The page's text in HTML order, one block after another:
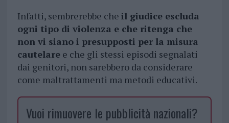
Infatti, sembrerebbe che il giudice escluda
ogni tipo di violenza e che ritenga che
non vi siano i presupposti per la misura
cautelaree che gli stessi episodi segnalati
dai genitori, non sarebbero da considerare
come maltrattamenti ma metodi educativi.
Vuoi rimuovere le pubblicità nazionali?